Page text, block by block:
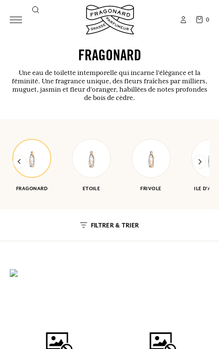
0
FRAGONARD
Une eau de toilette intemporelle qui incarne l'élégance et la
féminité. Une fragrance unique, des fleurs fraîches par milliers,
muguet, jasmin et fleur d'oranger, habillées de notes profondes
de bois de cèdre.
FRAGONARD ETOILE FRIVOLE ILE
FILTRER & TRIER